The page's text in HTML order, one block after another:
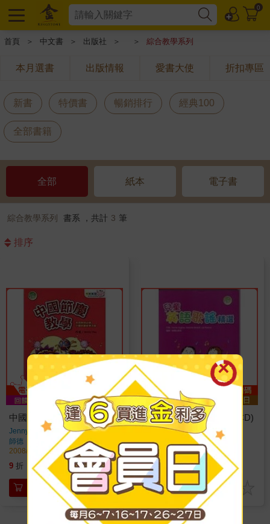
0
首頁 ＞ 中文書 ＞ 出版社 ＞ ＞ 綜合教學系列
本月選書 出版情報 愛書大使 折扣專區
新書 特價書 暢銷排行 經典100
全部書籍
全部 紙本 電子書
綜合教學系列 書系 ，共計 3 筆
排序
中國節慶教學(書附CD)
Jenny Hsu著
師德
2008/10/22 出版
9 折 特價 269 元
加入購物車
兒童英語歌謠精選(書附CD)
Annie Hughes著
師德
2008/04/09 出版
9 折 特價 252
加入購物車